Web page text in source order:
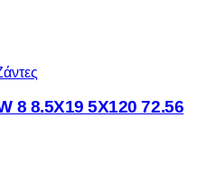
8 8.5X19 5X120 72.56